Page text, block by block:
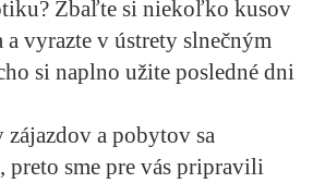
Zbaľte si niekoľko kusov
a vyrazte v ústrety slnečným
si naplno užite posledné dni
a pobytov sa
preto sme pre vás pripravili